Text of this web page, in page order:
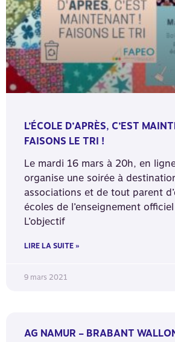
L’ÉCOLE D’APRÈS, C’EST
FAISONS LE TRI !
Le mardi 16 mars à 20h, en ligne
organise une soirée à
associations et de tout parent
écoles de l’enseignement
L’objectif
LIRE LA SUITE »
9 mars 2021
AG NAMUR – BRABANT